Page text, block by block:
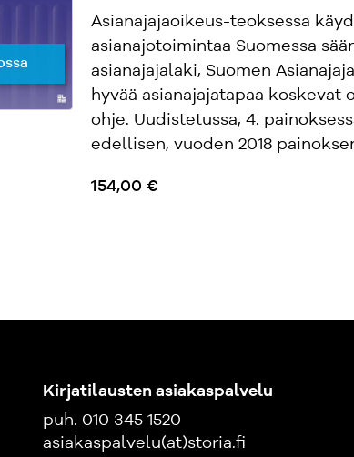
Asianajajaoikeus-teoksessa
asianajotoimintaa Suomessa
asianajajalaki, Suomen
hyvää asianajajatapaa koskevat
ohje. Uudistetussa, 4.
edellisen, vuoden 2018
154,00 €
Kirjatilausten asiakaspalvelu
puh. 010 345 1520
asiakaspalvelu(at)storia.fi